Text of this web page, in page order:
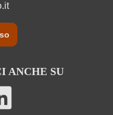
ANCHE SU